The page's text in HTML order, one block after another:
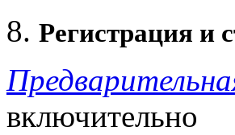
Регистрация и
включительно